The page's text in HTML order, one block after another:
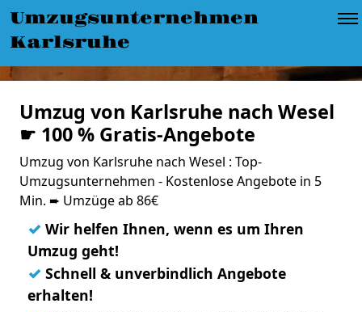
Umzugsunternehmen
Karlsruhe
Umzug von Karlsruhe nach Wesel
☛ 100 % Gratis-Angebote
Umzug von Karlsruhe nach Wesel : Top-
Umzugsunternehmen - Kostenlose Angebote in 5
Min. ➨ Umzüge ab 86€
✓ Wir helfen Ihnen, wenn es um Ihren
Umzug geht!
✓ Schnell & unverbindlich Angebote
erhalten!